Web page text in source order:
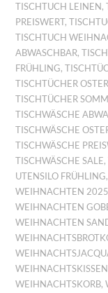
TISCHTUCH LEINEN,
PREISWERT,
TISCHTUCH
ABWASCHBAR,
FRÜHLING,
TISCHTÜCHER
TISCHTÜCHER
TISCHWÄSCHE
TISCHWÄSCHE
TISCHWÄSCHE
TISCHWÄSCHE SALE,
UTENSILO FRÜHLING,
WEIHNACHTEN 2025
WEIHNACHTEN
WEIHNACHTEN
WEIHNACHTSKORB,